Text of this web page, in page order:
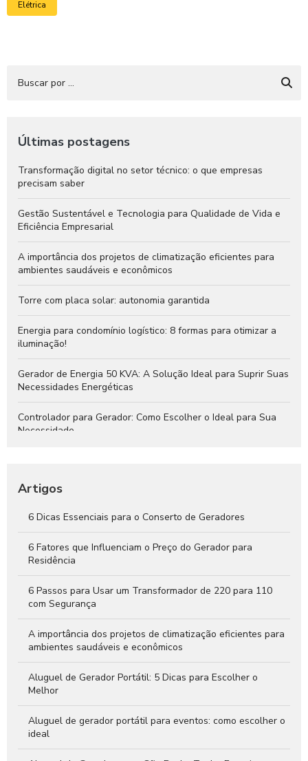
Elétrica
Últimas postagens
Transformação digital no setor técnico: o que empresas
precisam saber
Gestão Sustentável e Tecnologia para Qualidade de Vida e
Eficiência Empresarial
A importância dos projetos de climatização eficientes para
ambientes saudáveis e econômicos
Torre com placa solar: autonomia garantida
Energia para condomínio logístico: 8 formas para otimizar a
iluminação!
Gerador de Energia 50 KVA: A Solução Ideal para Suprir Suas
Necessidades Energéticas
Controlador para Gerador: Como Escolher o Ideal para Sua
Necessidade
Gerador de Energia 30 KVA: A Solução Ideal para Suprir Suas
Necessidades Energéticas
Artigos
6 Dicas Essenciais para o Conserto de Geradores
6 Fatores que Influenciam o Preço do Gerador para
Residência
6 Passos para Usar um Transformador de 220 para 110
com Segurança
A importância dos projetos de climatização eficientes para
ambientes saudáveis e econômicos
Aluguel de Gerador Portátil: 5 Dicas para Escolher o
Melhor
Aluguel de gerador portátil para eventos: como escolher o
ideal